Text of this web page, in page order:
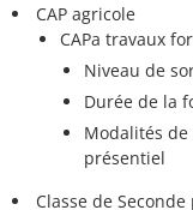
CAP agricole
CAPa travaux
Niveau de
Durée de la
Modalités
présentiel
Classe de